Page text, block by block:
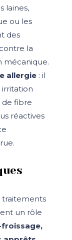
laines,
ou les
des
la
mécanique.
allergie: il
irritation
de fibre
réactives
traitements
un rôle
froissage,